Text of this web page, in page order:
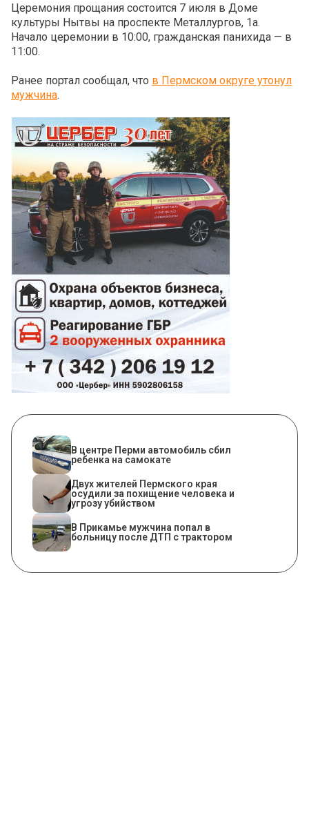
Церемония прощания состоится 7 июля в Доме
культуры Нытвы на проспекте Металлургов, 1а.
Начало церемонии в 10:00, гражданская панихида — в
11:00.
Ранее портал сообщал, что в Пермском округе утонул
мужчина.
В центре Перми автомобиль сбил
ребенка на самокате
Двух жителей Пермского края
осудили за похищение человека и
угрозу убийством
В Прикамье мужчина попал в
больницу после ДТП с трактором